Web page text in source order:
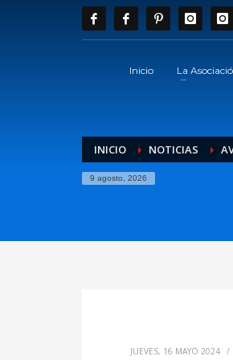
Inicio La
INICIO NOTICIAS
9 agosto, 2026
JUEVES, 16 MAYO 2024 /